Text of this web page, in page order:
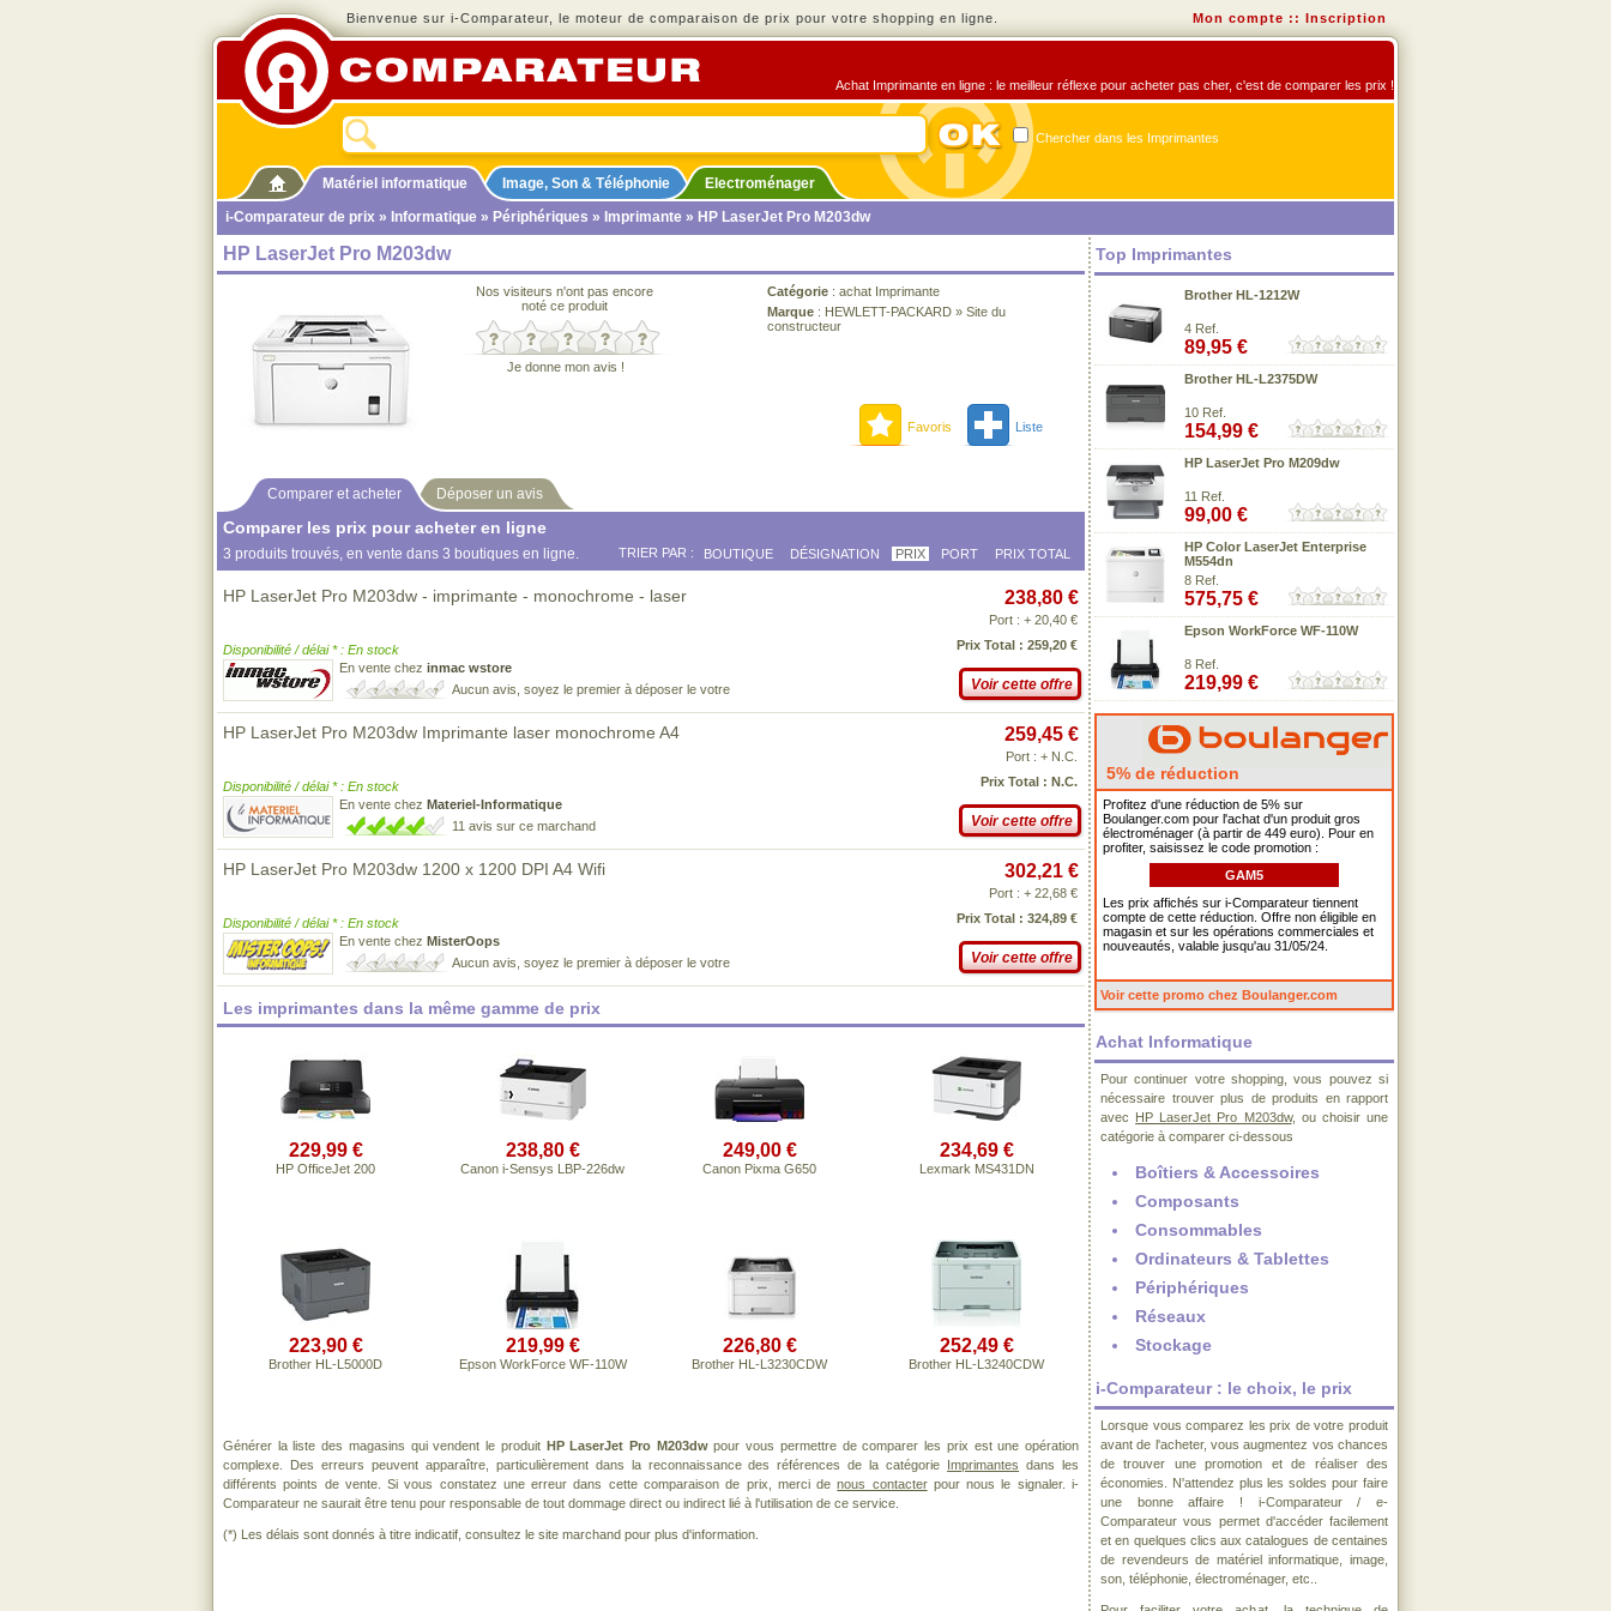
Bienvenue sur i-Comparateur, le moteur de comparaison de prix pour votre shopping en ligne. Mon compte :: Inscription
Achat Imprimante en ligne : le meilleur réflexe pour acheter pas cher, c'est de comparer les prix !
Chercher dans les Imprimantes
Matériel informatique Image, Son & Téléphonie
Electroménager
i-Comparateur de prix » Informatique » Périphériques » Imprimante » HP LaserJet Pro M203dw
HP LaserJet Pro M203dw
Nos visiteurs n'ont pas encore
noté ce produit
Je donne mon avis !
Catégorie : achat Imprimante
Marque : HEWLETT-PACKARD » Site du
constructeur
Favoris Liste
Comparer et acheter Déposer un avis
Comparer les prix pour acheter en ligne
3 produits trouvés, en vente dans 3 boutiques en ligne. TRIER PAR : BOUTIQUE DÉSIGNATION PRIX PORT PRIX TOTAL
HP LaserJet Pro M203dw - imprimante - monochrome - laser
Disponibilité / délai * : En stock
En vente chez inmac wstore
Aucun avis, soyez le premier à déposer le votre
238,80 €
Port : + 20,40 €
Prix Total : 259,20 €
Voir cette offre
HP LaserJet Pro M203dw Imprimante laser monochrome A4
Disponibilité / délai * : En stock
En vente chez Materiel-Informatique
11 avis sur ce marchand
259,45 €
Port : + N.C.
Prix Total : N.C.
Voir cette offre
HP LaserJet Pro M203dw 1200 x 1200 DPI A4 Wifi
Disponibilité / délai * : En stock
En vente chez MisterOops
Aucun avis, soyez le premier à déposer le votre
302,21 €
Port : + 22,68 €
Prix Total : 324,89 €
Voir cette offre
Les imprimantes dans la même gamme de prix
229,99 €
HP OfficeJet 200
238,80 €
Canon i-Sensys LBP-226dw
249,00 €
Canon Pixma G650
234,69 €
Lexmark MS431DN
223,90 €
Brother HL-L5000D
219,99 €
Epson WorkForce WF-110W
226,80 €
Brother HL-L3230CDW
252,49 €
Brother HL-L3240CDW
Générer la liste des magasins qui vendent le produit HP LaserJet Pro M203dwpour vous permettre de comparer les prix est une opération
complexe. Des erreurs peuvent apparaître, particulièrement dans la reconnaissance des références de la catégorie Imprimantes dans les
différents points de vente. Si vous constatez une erreur dans cette comparaison de prix, merci denous contacterpour nous le signaler. i-
Comparateur ne saurait être tenu pour responsable de tout dommage direct ou indirect lié à l'utilisation de ce service.
(*) Les délais sont donnés à titre indicatif, consultez le site marchand pour plus d'information.
Top Imprimantes
Brother HL-1212W
4 Ref.
89,95 €
Brother HL-L2375DW
10 Ref.
154,99 €
HP LaserJet Pro M209dw
11 Ref.
99,00 €
HP Color LaserJet Enterprise
M554dn
8 Ref.
575,75 €
Epson WorkForce WF-110W
8 Ref.
219,99 €
5% de réduction
Profitez d'une réduction de 5% sur
Boulanger.com pour l'achat d'un produit gros
électroménager (à partir de 449 euro). Pour en
profiter, saisissez le code promotion :
GAM5
Les prix affichés sur i-Comparateur tiennent
compte de cette réduction. Offre non éligible en
magasin et sur les opérations commerciales et
nouveautés, valable jusqu'au 31/05/24.
Voir cette promo chez Boulanger.com
Achat Informatique
Pour continuer votre shopping, vous pouvez si
nécessaire trouver plus de produits en rapport
avec HP LaserJet Pro M203dw, ou choisir une
catégorie à comparer ci-dessous
Boîtiers & Accessoires
Composants
Consommables
Ordinateurs & Tablettes
Périphériques
Réseaux
Stockage
i-Comparateur : le choix, le prix
Lorsque vous comparez les prix de votre produit
avant de l'acheter, vous augmentez vos chances
de trouver une promotion et de réaliser des
économies. N'attendez plus les soldes pour faire
une bonne affaire ! i-Comparateur / e-
Comparateur vous permet d'accéder facilement
et en quelques clics aux catalogues de centaines
de revendeurs de matériel informatique, image,
son, téléphonie, électroménager, etc..